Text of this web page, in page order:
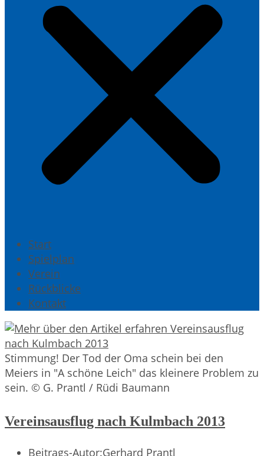
Start
Spielplan
Verein
Rückblicke
Kontakt
Stimmung! Der Tod der Oma schein bei den
Meiers in "A schöne Leich" das kleinere Problem zu
sein. © G. Prantl / Rüdi Baumann
Vereinsausflug nach Kulmbach 2013
Beitrags-Autor:Gerhard Prantl